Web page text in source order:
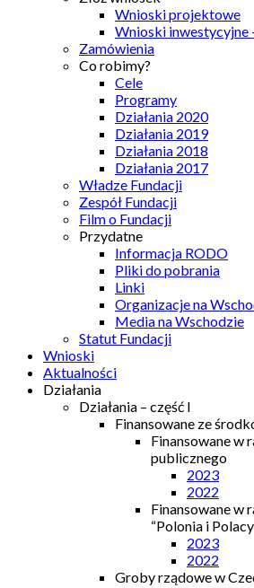
Wnioski projektowe
Wnioski inwestycyjne
Zamówienia
Co robimy?
Cele
Programy
Działania 2020
Działania 2019
Działania 2018
Działania 2017
Władze Fundacji
Zespół Fundacji
Film o Fundacji
Przydatne
Informacja RODO
Pliki do pobrania
Linki
Organizacje na
Media na Wschodzie
Statut Fundacji
Wnioski
Aktualności
Działania
Działania – część I
Finansowane ze
Finansowane w
publicznego
2023
2022
Finansowane w
“Polonia i
2023
2022
Groby rządowe w